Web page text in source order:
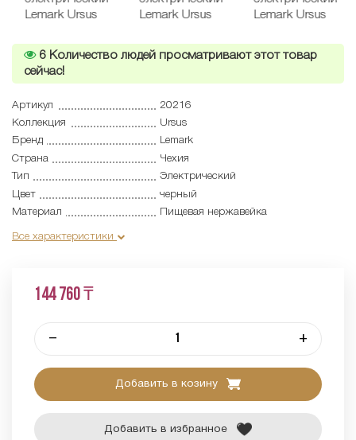
6 Количество людей просматривают этот товар
сейчас!
Артикул
20216
Коллекция
Ursus
Бренд
Lemark
Страна
Чехия
Тип
Электрический
Цвет
черный
Материал
Пищевая нержавейка
Все характеристики
144 760 ₸
– +
Добавить в козину
Добавить в избранное